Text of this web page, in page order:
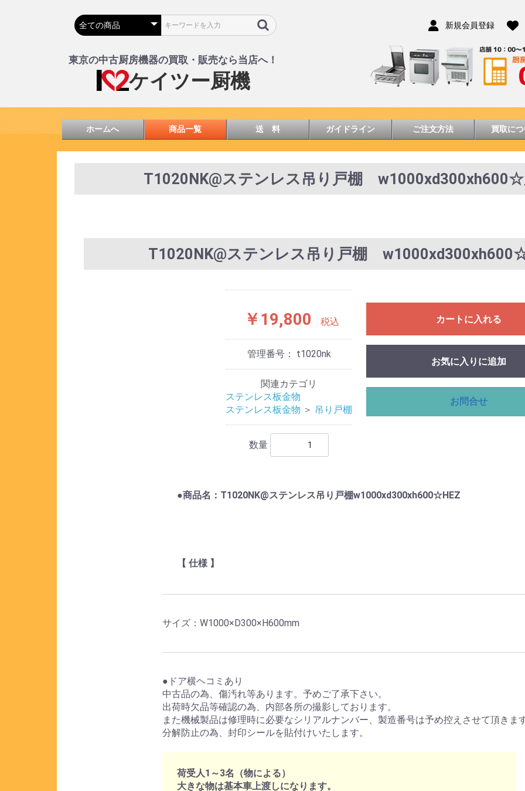
新規会員登録
東京の中古厨房機器の買取・販売なら当店へ！
ケイツー厨機
ホームへ 商品一覧 送 料 ガイドライン ご注文方法 買取に
T1020NK@ステンレス吊り戸棚
T1020NK@ステンレス吊り戸棚
￥19,800 税込
管理番号： t1020nk
関連カテゴリ
ステンレス板金物
ステンレス板金物 ＞ 吊り戸棚
数量
カートに入れる
お気に入りに追加
お問合せ
●商品名：T1020NK@ステンレス吊り戸棚w1000xd300xh600☆HEZ
【 仕様 】
サイズ：W1000×D300×H600mm
●ドア横ヘコミあり
中古品の為、傷汚れ等あります。予めご了承下さい。
出荷時欠品等確認の為、内部各所の撮影しております。
また機械製品は修理時に必要なシリアルナンバー、製造番号は予め控えさせて頂きま
分解防止の為、封印シールを貼付けいたします。
荷受人1～3名（物による）
大きな物は基本車上渡しになります。